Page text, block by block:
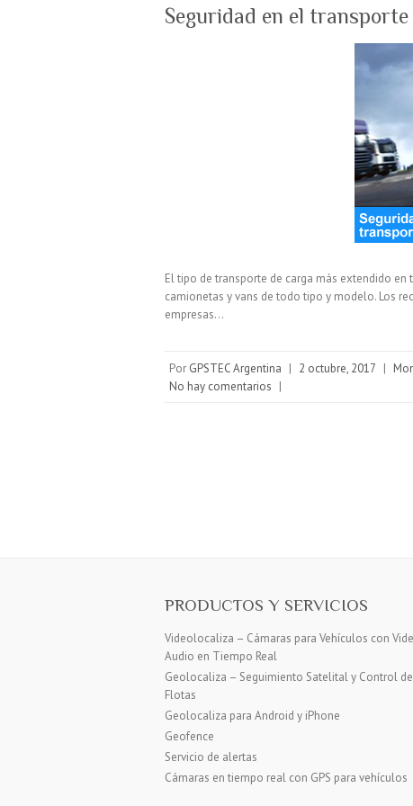
Seguridad en el
El tipo de transporte de carga más extendido
camionetas y vans de todo tipo y modelo. Los
empresas…
Por GPSTEC Argentina | 2 octubre, 2017 |
No hay comentarios |
PRODUCTOS Y SERVICIOS
Videolocaliza – Cámaras para Vehículos con
Audio en Tiempo Real
Geolocaliza – Seguimiento Satelital y Control de
Flotas
Geolocaliza para Android y iPhone
Geofence
Servicio de alertas
Cámaras en tiempo real con GPS para vehículos